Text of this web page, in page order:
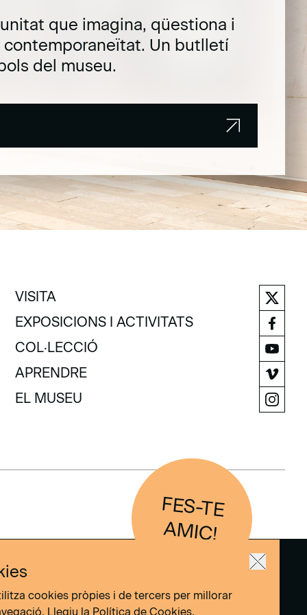
que imagina, qüestiona i
contemporaneïtat. Un butlletí
del museu.
VISITA
VISITA
EXPOSICIONS I ACTIVITATS
EXPOSICIONS I ACTIVITATS
COL·LECCIÓ
COL·LECCIÓ
APRENDRE
APRENDRE
EL MUSEU
FES-TE
AM
IC
!
cookies pròpies i de tercers per millorar
Llegiu la Política de Cookies.